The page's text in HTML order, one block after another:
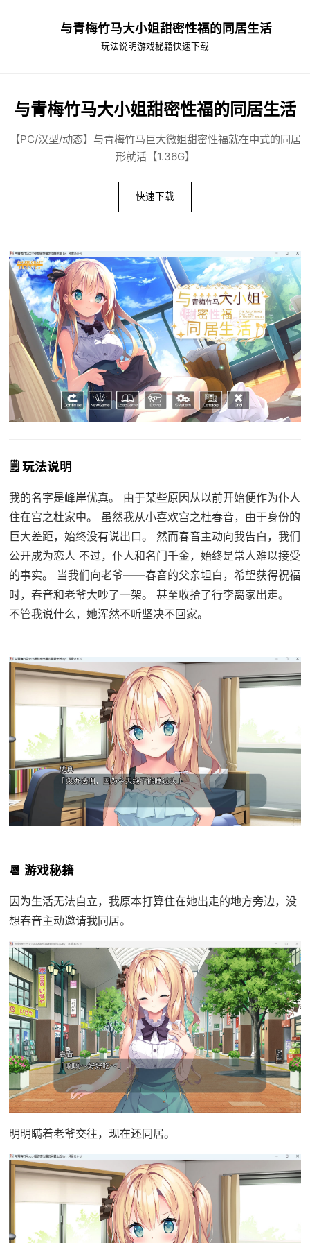
与青梅竹马大小姐甜密性福的同居生活
玩法说明游戏秘籍快速下载
与青梅竹马大小姐甜密性福的同居生活
【PC/汉型/动态】与青梅竹马巨大微姐甜密性福就在中式的同居
形就活【1.36G】
快速下载
🗒️ 玩法说明
我的名字是峰岸优真。 由于某些原因从以前开始便作为仆人
住在宫之杜家中。 虽然我从小喜欢宫之杜春音，由于身份的
巨大差距，始终没有说出口。 然而春音主动向我告白，我们
公开成为恋人 不过，仆人和名门千金，始终是常人难以接受
的事实。 当我们向老爷——春音的父亲坦白，希望获得祝福
时，春音和老爷大吵了一架。 甚至收拾了行李离家出走。
不管我说什么，她浑然不听坚决不回家。
📆 游戏秘籍
因为生活无法自立，我原本打算住在她出走的地方旁边，没
想春音主动邀请我同居。
明明瞒着老爷交往，现在还同居。